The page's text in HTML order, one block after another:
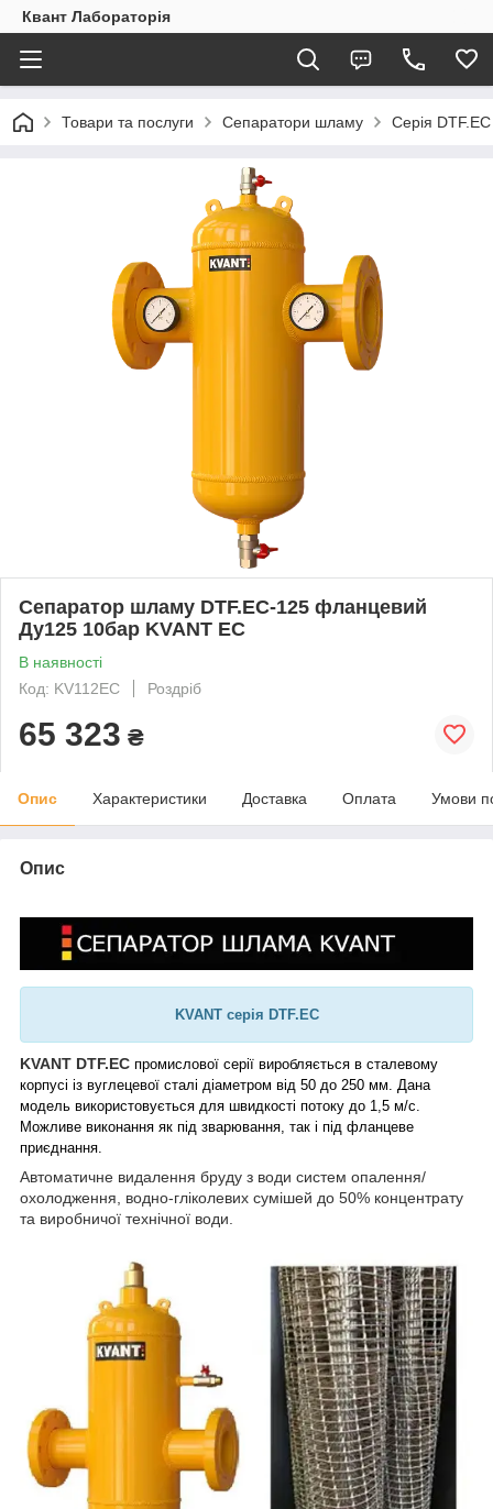
Квант Лабораторія
Товари та послуги Сепаратори шламу Серія
Сепаратор шламу DTF.EC-125 фланцевий
Ду125 10бар KVANT EC
В наявності
Код: KV112EC
Роздріб
65 323 ₴
Опис Характеристики Доставка Оплата Умови
Опис
KVANT серія DTF.EC
KVANT DTF.EC промислової серії виробляється в сталевому
корпусі із вуглецевої сталі діаметром від 50 до 250 мм. Дана
модель використовується для швидкості потоку до 1,5 м/с.
Можливе виконання як під зварювання, так і під фланцеве
приєднання.
Автоматичне видалення бруду з води систем опалення/
охолодження, водно-гліколевих сумішей до 50% концентрату
та виробничої технічної води.